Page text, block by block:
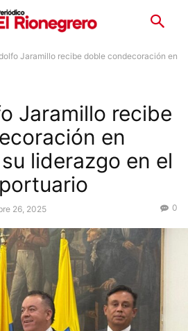
Jaramillo recibe doble condecoración en
Jaramillo recibe
en
liderazgo en el
26, 2025 0